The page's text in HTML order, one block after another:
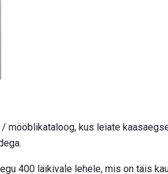
mööblikataloog, kus leiate
400 läikivale lehele, mis on täis